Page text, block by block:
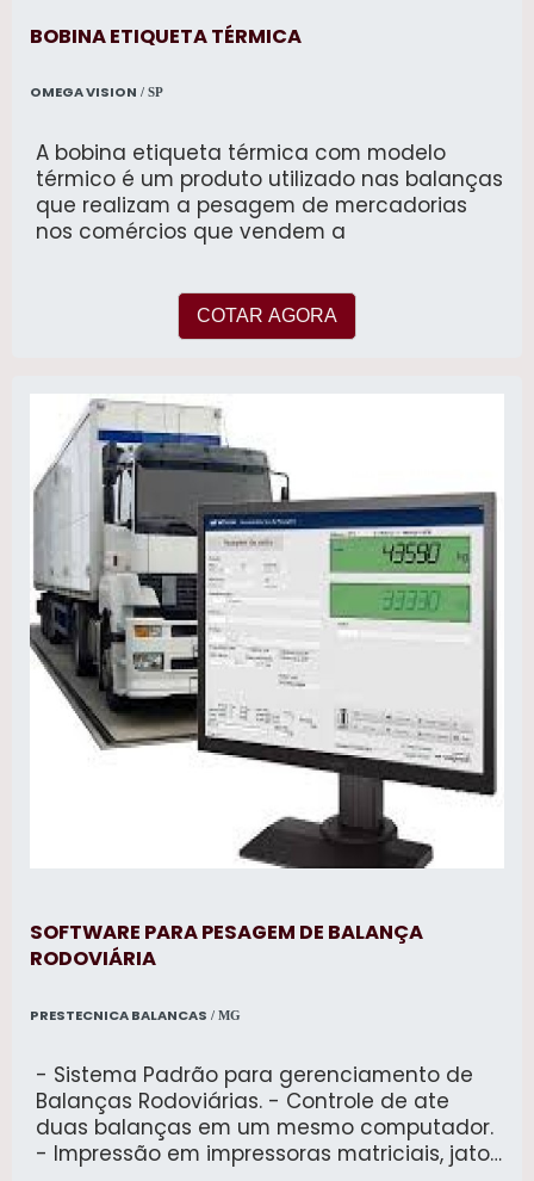
BOBINA ETIQUETA TÉRMICA
OMEGA VISION / SP
A bobina etiqueta térmica com modelo
térmico é um produto utilizado nas balanças
que realizam a pesagem de mercadorias
nos comércios que vendem a
COTAR AGORA
SOFTWARE PARA PESAGEM DE BALANÇA
RODOVIÁRIA
PRESTECNICA BALANCAS / MG
- Sistema Padrão para gerenciamento de
Balanças Rodoviárias. - Controle de ate
duas balanças em um mesmo computador.
- Impressão em impressoras matriciais, jato